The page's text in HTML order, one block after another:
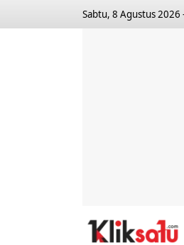
Sabtu, 8 Agustus 2026